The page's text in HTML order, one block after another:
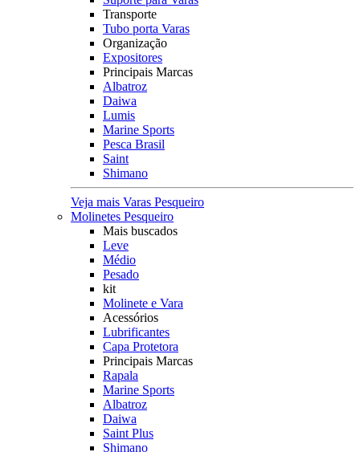
Transporte
Tubo porta Varas
Organização
Expositores
Principais Marcas
Albatroz
Daiwa
Lumis
Marine Sports
Pesca Brasil
Saint
Shimano
Veja mais Varas Pesqueiro
Molinetes Pesqueiro
Mais buscados
Leve
Médio
Pesado
kit
Molinete e Vara
Acessórios
Lubrificantes
Capa Protetora
Principais Marcas
Rapala
Marine Sports
Albatroz
Daiwa
Saint Plus
Shimano